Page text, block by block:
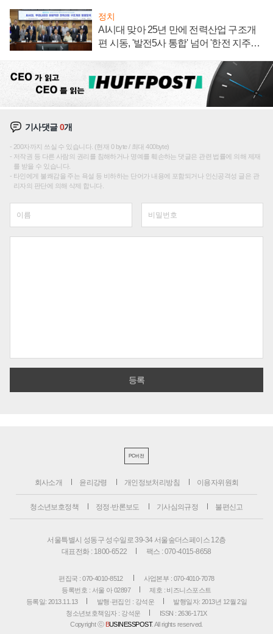
정치
AI시대 맞아 25년 만에 전력산업 구조개
편 시동, '발전5사 통합' 넘어 '한전 지주사'
기사댓글0개
200자까지 쓰실 수 있습니다. (현재 0 byte / 최대 400byte)
저작권 등 다른 사람의 권리를 침해하거나 명예를 훼손하는 댓글은 관련 법률에 의해 제재
를 받을 수 있습니다.
타인에게 불쾌감을 주는 욕설 등 비하하는 단어가 내용에 포함되거나 인신공격성 글은 관
리자의 판단에 의해 삭제 합니다.
PC버전
회사소개 윤리강령 개인정보처리방침 이용자위원회
청소년보호정책 정정·반론보도 기사심의규정 불편신고
서울특별시 성동구 성수일로 39-34 서울숲더스페이스 12층
대표전화 : 1800-6522
팩스 : 070-4015-8658
편집국 : 070-4010-8512
사업본부 : 070-4010-7078
등록번호 : 서울 아 02897
제호 : 비즈니스포스트
등록일: 2013.11.13
발행·편집인 : 강석운
발행일자: 2013년 12월 2일
청소년보호책임자 : 강석운
ISSN : 2636-171X
Copyright ⓒ BUSINESSPOST. All rights reserved.